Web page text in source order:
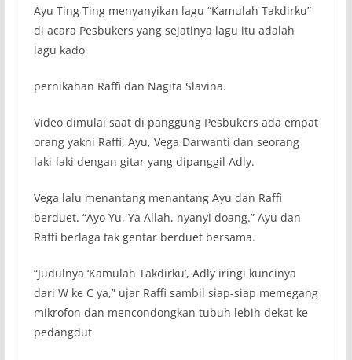
Ayu Ting Ting menyanyikan lagu “Kamulah Takdirku”
di acara Pesbukers yang sejatinya lagu itu adalah
lagu kado
pernikahan Raffi dan Nagita Slavina.
Video dimulai saat di panggung Pesbukers ada empat
orang yakni Raffi, Ayu, Vega Darwanti dan seorang
laki-laki dengan gitar yang dipanggil Adly.
Vega lalu menantang menantang Ayu dan Raffi
berduet. “Ayo Yu, Ya Allah, nyanyi doang.” Ayu dan
Raffi berlaga tak gentar berduet bersama.
“Judulnya ‘Kamulah Takdirku’, Adly iringi kuncinya
dari W ke C ya,” ujar Raffi sambil siap-siap memegang
mikrofon dan mencondongkan tubuh lebih dekat ke
pedangdut